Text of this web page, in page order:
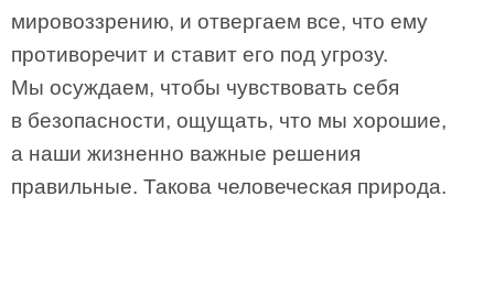
мировоззрению, и отвергаем все, что ему
противоречит и ставит его под угрозу.
Мы осуждаем, чтобы чувствовать себя
в безопасности, ощущать, что мы хорошие,
а наши жизненно важные решения
правильные. Такова человеческая природа.